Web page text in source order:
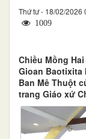
Thứ tư - 18/02/2026
1009
Chiều Mồng
Gioan Baotixita
Ban Mê Thuột
trang Giáo xứ